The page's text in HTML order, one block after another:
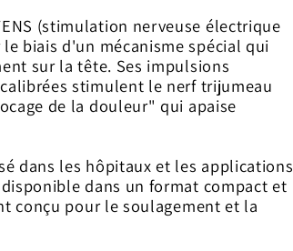
(stimulation nerveuse électrique
biais d'un mécanisme spécial qui
sur la tête. Ses impulsions
stimulent le nerf trijumeau
de la douleur" qui apaise
dans les hôpitaux et les applications
dans un format compact et
conçu pour le soulagement et la